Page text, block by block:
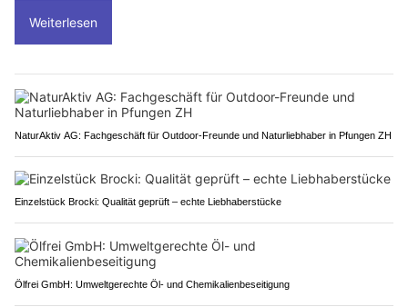
Weiterlesen
NaturAktiv AG: Fachgeschäft für Outdoor-Freunde und Naturliebhaber in Pfungen ZH
Einzelstück Brocki: Qualität geprüft – echte Liebhaberstücke
Ölfrei GmbH: Umweltgerechte Öl- und Chemikalienbeseitigung